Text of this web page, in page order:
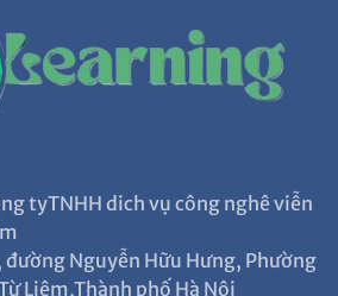
tyTNHH dich vụ công nghê viễn
đường Nguyễn Hữu Hưng, Phường
Liêm,Thành phố Hà Nội